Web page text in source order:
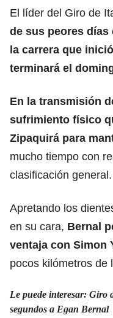
El líder del Giro de
de sus peores días
la carrera que
terminará el
En la transmisión
sufrimiento físico
Zipaquirá para
mucho tiempo con
clasificación general.
Apretando los
en su cara, Bernal
ventaja con Simon
pocos kilómetros de
Le puede interesar: Giro
segundos a Egan Bernal